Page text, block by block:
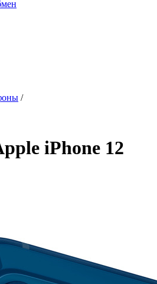
/
iPhone 12